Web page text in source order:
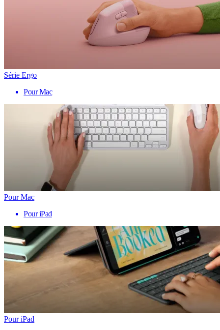
Série Ergo
Pour Mac
Pour Mac
Pour iPad
Pour iPad